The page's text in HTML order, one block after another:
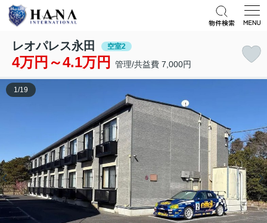
レオパレス永田 空室2
4万円～4.1万円 管理/共益費 7,000円
1/19